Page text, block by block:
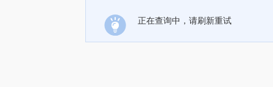
正在查询中，请刷新重试